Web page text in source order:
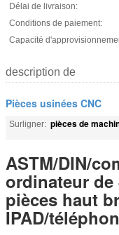
Délai de livraison:
Conditions de paiement:
Capacité
description de
Pièces usinées CNC
Surligner: pièces de
ASTM/DIN/
ordinateur
pièces haut
IPAD/